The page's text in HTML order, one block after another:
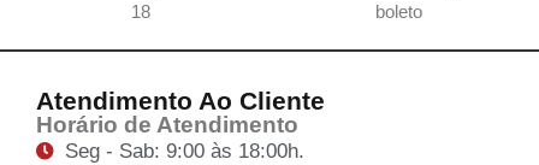
18
boleto
Atendimento Ao Cliente
Horário de Atendimento
Seg - Sab: 9:00 às 18:00h.